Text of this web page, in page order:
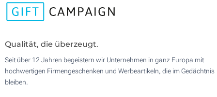
Qualität, die überzeugt.
Seit über 12 Jahren begeistern wir Unternehmen in ganz Europa mit
hochwertigen Firmengeschenken und Werbeartikeln, die im Gedächtnis
bleiben.